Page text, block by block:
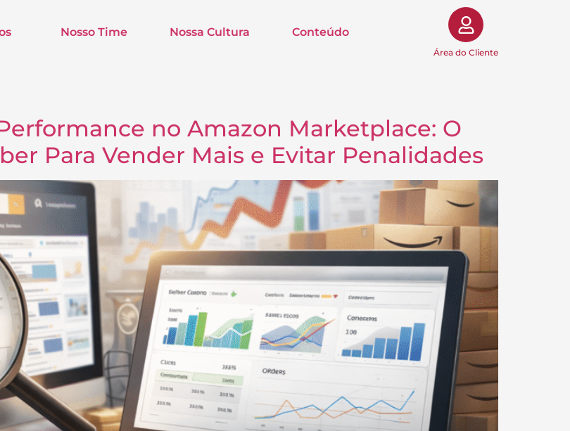
Nosso Time Nossa Cultura Conteúdo
Área do Cliente
no Amazon Marketplace: O
Para Vender Mais e Evitar Penalidades